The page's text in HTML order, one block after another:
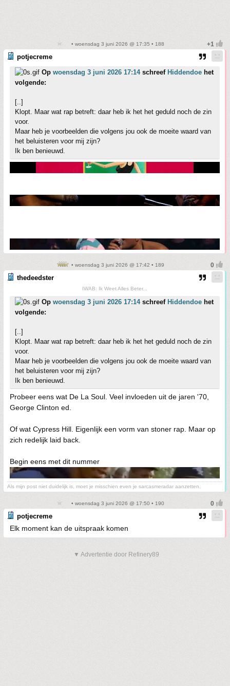
• woensdag 3 juni 2026 @ 17:35 • 188
potjecreme
Op woensdag 3 juni 2026 17:14schreef Hiddendoe het
volgende:
[..]
Klopt. Maar wat rap betreft: daar heb ik het het geduld noch de zin
voor.
Maar heb je voorbeelden die volgens jou ook de moeite waard van
het beluisteren voor mij zijn?
Ik ben benieuwd.
• woensdag 3 juni 2026 @ 17:42 • 189
thedeedster
IWAB: Ik Weet Alles Beter...
Op woensdag 3 juni 2026 17:14schreef Hiddendoe het
volgende:
[..]
Klopt. Maar wat rap betreft: daar heb ik het het geduld noch de zin
voor.
Maar heb je voorbeelden die volgens jou ook de moeite waard van
het beluisteren voor mij zijn?
Ik ben benieuwd.
Probeer eens wat De La Soul. Veel invloeden uit de jaren '70,
George Clinton ed.
Of wat Cypress Hill. Eigenlijk een vorm van stoner rap. Maar op
zich redelijk laid back.
Begin eens met dit nummer
Als mijn post niet duidelijk is, moet je misschien even je sarcasmeradar aanzetten.
• woensdag 3 juni 2026 @ 17:50 • 190
potjecreme
Elk moment kan de uitspraak komen
▼ Advertentie door Refinery89